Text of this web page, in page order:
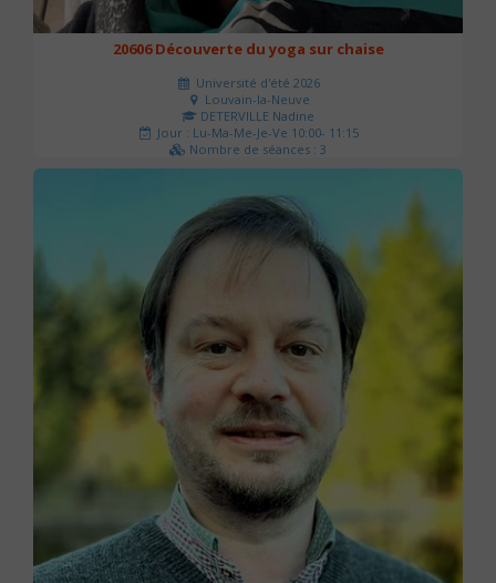
20606 Découverte du yoga sur chaise
Université d'été 2026
Louvain-la-Neuve
DETERVILLE Nadine
Jour : Lu-Ma-Me-Je-Ve 10:00- 11:15
Nombre de séances : 3
30 €